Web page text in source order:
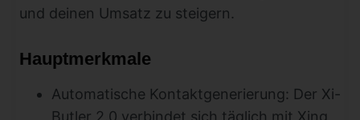
und deinen Umsatz zu steigern.
Hauptmerkmale
Automatische Kontaktgenerierung: Der Xi-
Butler 2.0 verbindet sich täglich mit Xing,